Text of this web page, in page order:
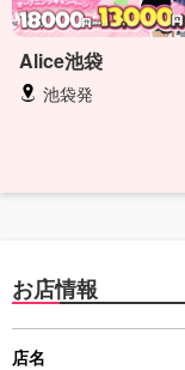
Alice池袋
池袋発
お店情報
店名